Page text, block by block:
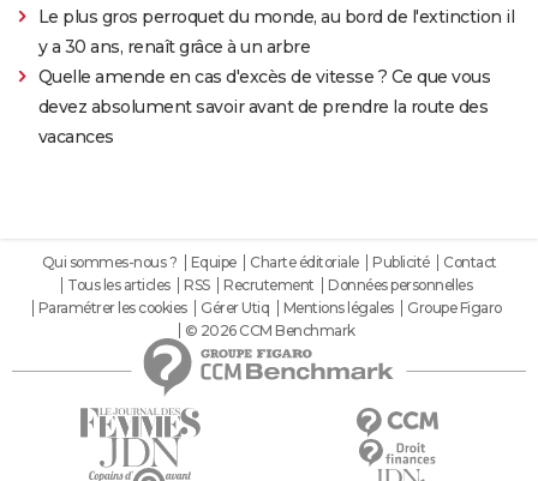
Le plus gros perroquet du monde, au bord de l'extinction il
y a 30 ans, renaît grâce à un arbre
Quelle amende en cas d'excès de vitesse ? Ce que vous
devez absolument savoir avant de prendre la route des
vacances
Qui sommes-nous ? Equipe Charte éditoriale Publicité
Contact
Tous les articles
RSS Recrutement
Données personnelles
Paramétrer les cookies
Gérer Utiq Mentions légales
Groupe Figaro
© 2026 CCM Benchmark